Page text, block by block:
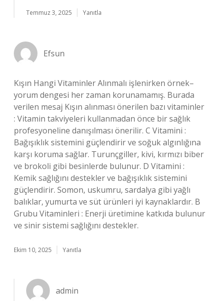
Temmuz 3, 2025 Yanıtla
Efsun
Kışın Hangi Vitaminler Alınmalı işlenirken örnek–
yorum dengesi her zaman korunamamış. Burada
verilen mesaj Kışın alınması önerilen bazı vitaminler
: Vitamin takviyeleri kullanmadan önce bir sağlık
profesyoneline danışılması önerilir. C Vitamini :
Bağışıklık sistemini güçlendirir ve soğuk algınlığına
karşı koruma sağlar. Turunçgiller, kivi, kırmızı biber
ve brokoli gibi besinlerde bulunur. D Vitamini :
Kemik sağlığını destekler ve bağışıklık sistemini
güçlendirir. Somon, uskumru, sardalya gibi yağlı
balıklar, yumurta ve süt ürünleri iyi kaynaklardır. B
Grubu Vitaminleri : Enerji üretimine katkıda bulunur
ve sinir sistemi sağlığını destekler.
Ekim 10, 2025 Yanıtla
admin